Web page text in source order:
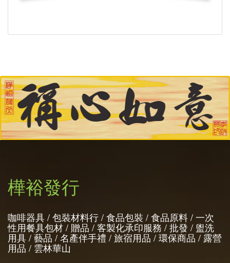
樺裕發行
咖啡器具 / 包裝材料行 / 食品包裝 / 食品原料 / 一次
性用餐具包材 / 贈品 / 客製化承印服務 / 批發 / 盥洗
用具 / 藝品 / 名產伴手禮 / 旅宿用品 / 環保商品 / 露營
用品 / 雲林華山